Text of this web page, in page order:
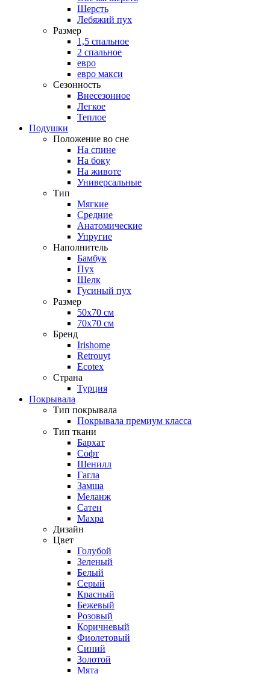
Шерсть
Лебяжий пух
Размер
1,5 спальное
2 спальное
евро
евро макси
Сезонность
Внесезонное
Легкое
Теплое
Подушки
Положение во сне
На спине
На боку
На животе
Универсальные
Тип
Мягкие
Средние
Анатомические
Упругие
Наполнитель
Бамбук
Пух
Шелк
Гусиный пух
Размер
50х70 см
70х70 см
Бренд
Irishome
Retrouyt
Ecotex
Cтрана
Турция
Покрывала
Тип покрывала
Покрывала премиум класса
Тип ткани
Бархат
Софт
Шенилл
Гагла
Замша
Меланж
Сатен
Махра
Дизайн
Цвет
Голубой
Зеленый
Белый
Серый
Красный
Бежевый
Розовый
Коричневый
Фиолетовый
Синий
Золотой
Мята